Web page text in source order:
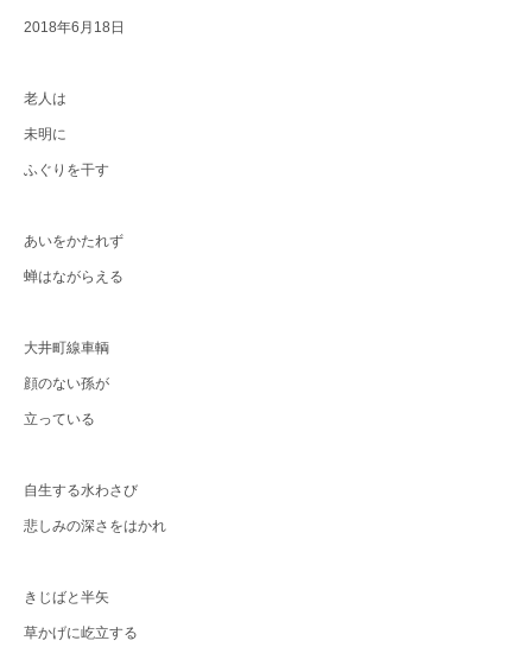
2018年6月18日
老人は
未明に
ふぐりを干す
あいをかたれず
蝉はながらえる
大井町線車輌
顔のない孫が
立っている
自生する水わさび
悲しみの深さをはかれ
きじばと半矢
草かげに屹立する